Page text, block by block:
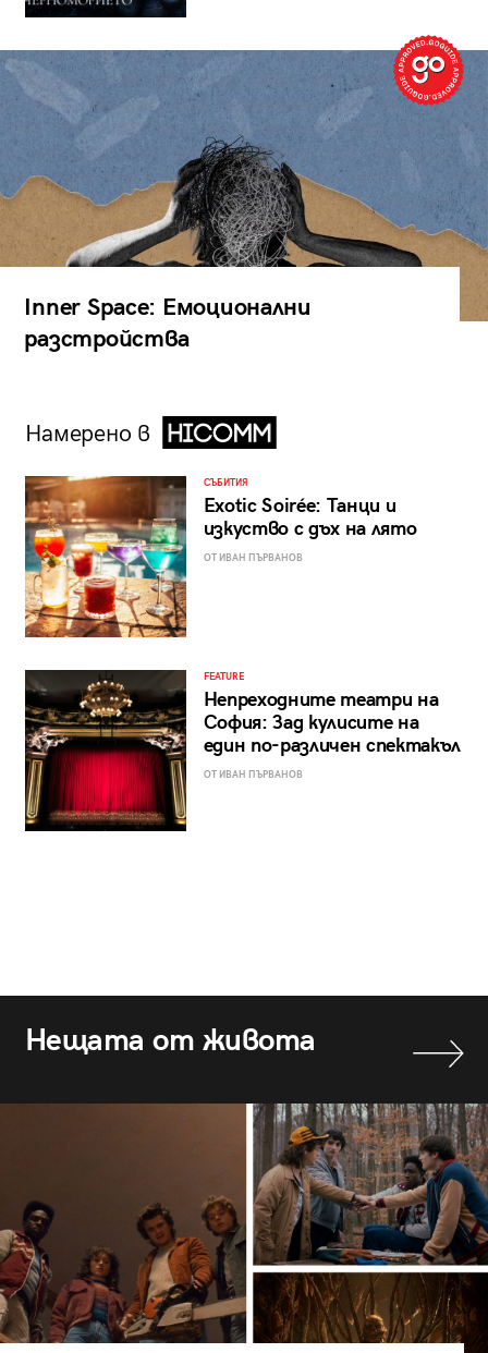
Inner Space: Емоционални
разстройства
Намерено в
СЪБИТИЯ
Exotic Soirée: Танци и
изкуство с дъх на лято
ОТ ИВАН ПЪРВАНОВ
FEATURE
Непреходните театри на
София: Зад кулисите на
един по-различен спектакъл
ОТ ИВАН ПЪРВАНОВ
Нещата от живота